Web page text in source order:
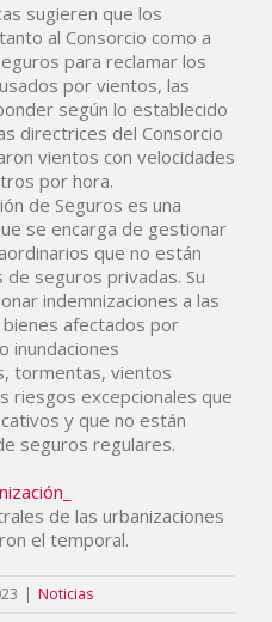
sugieren que los
al Consorcio como a
para reclamar los
por vientos, las
según lo establecido
directrices del Consorcio
vientos con velocidades
por hora.
de Seguros es una
se encarga de gestionar
que no están
seguros privadas. Su
indemnizaciones a las
afectados por
inundaciones
tormentas, vientos
riesgos excepcionales que
y que no están
seguros regulares.
de las urbanizaciones
el temporal.
| Noticias